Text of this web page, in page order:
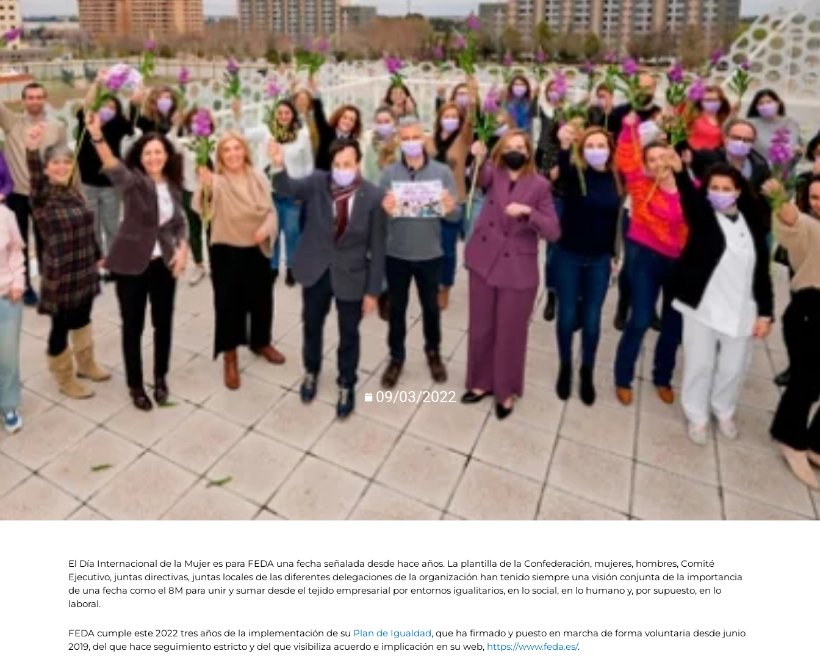
09/03/2022
El Día Internacional de la Mujer es para FEDA una fecha señalada desde hace años. La plantilla de la Confederación, mujeres, hombres, Comité
Ejecutivo, juntas directivas, juntas locales de las diferentes delegaciones de la organización han tenido siempre una visión conjunta de la importancia
de una fecha como el 8M para unir y sumar desde el tejido empresarial por entornos igualitarios, en lo social, en lo humano y, por supuesto, en lo
laboral.
FEDA cumple este 2022 tres años de la implementación de su Plan de Igualdad, que ha firmado y puesto en marcha de forma voluntaria desde junio
2019, del que hace seguimiento estricto y del que visibiliza acuerdo e implicación en su web, https://www.feda.es/.